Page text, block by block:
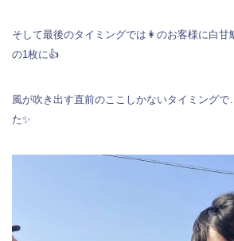
そして最後のタイミングでは👩のお客様に白甘
の1枚に👍
風が吹き出す直前のここしかないタイミング
た✨